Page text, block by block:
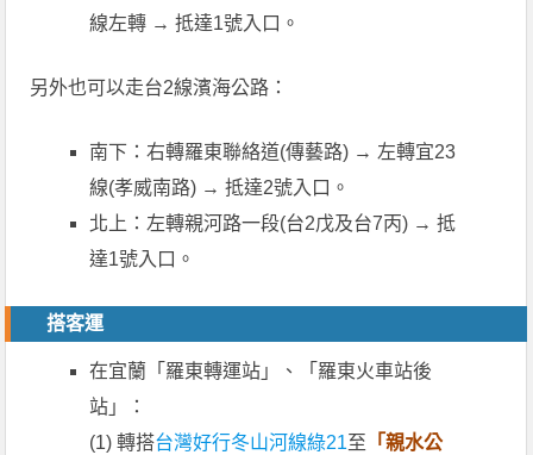
線左轉 → 抵達1號入口。
另外也可以走台2線濱海公路：
南下：右轉羅東聯絡道(傳藝路) → 左轉宜23
線(孝威南路) → 抵達2號入口。
北上：左轉親河路一段(台2戊及台7丙) → 抵
達1號入口。
搭客運
在宜蘭「羅東轉運站」、「羅東火車站後
站」：
(1) 轉搭台灣好行冬山河線綠21至 「親水公